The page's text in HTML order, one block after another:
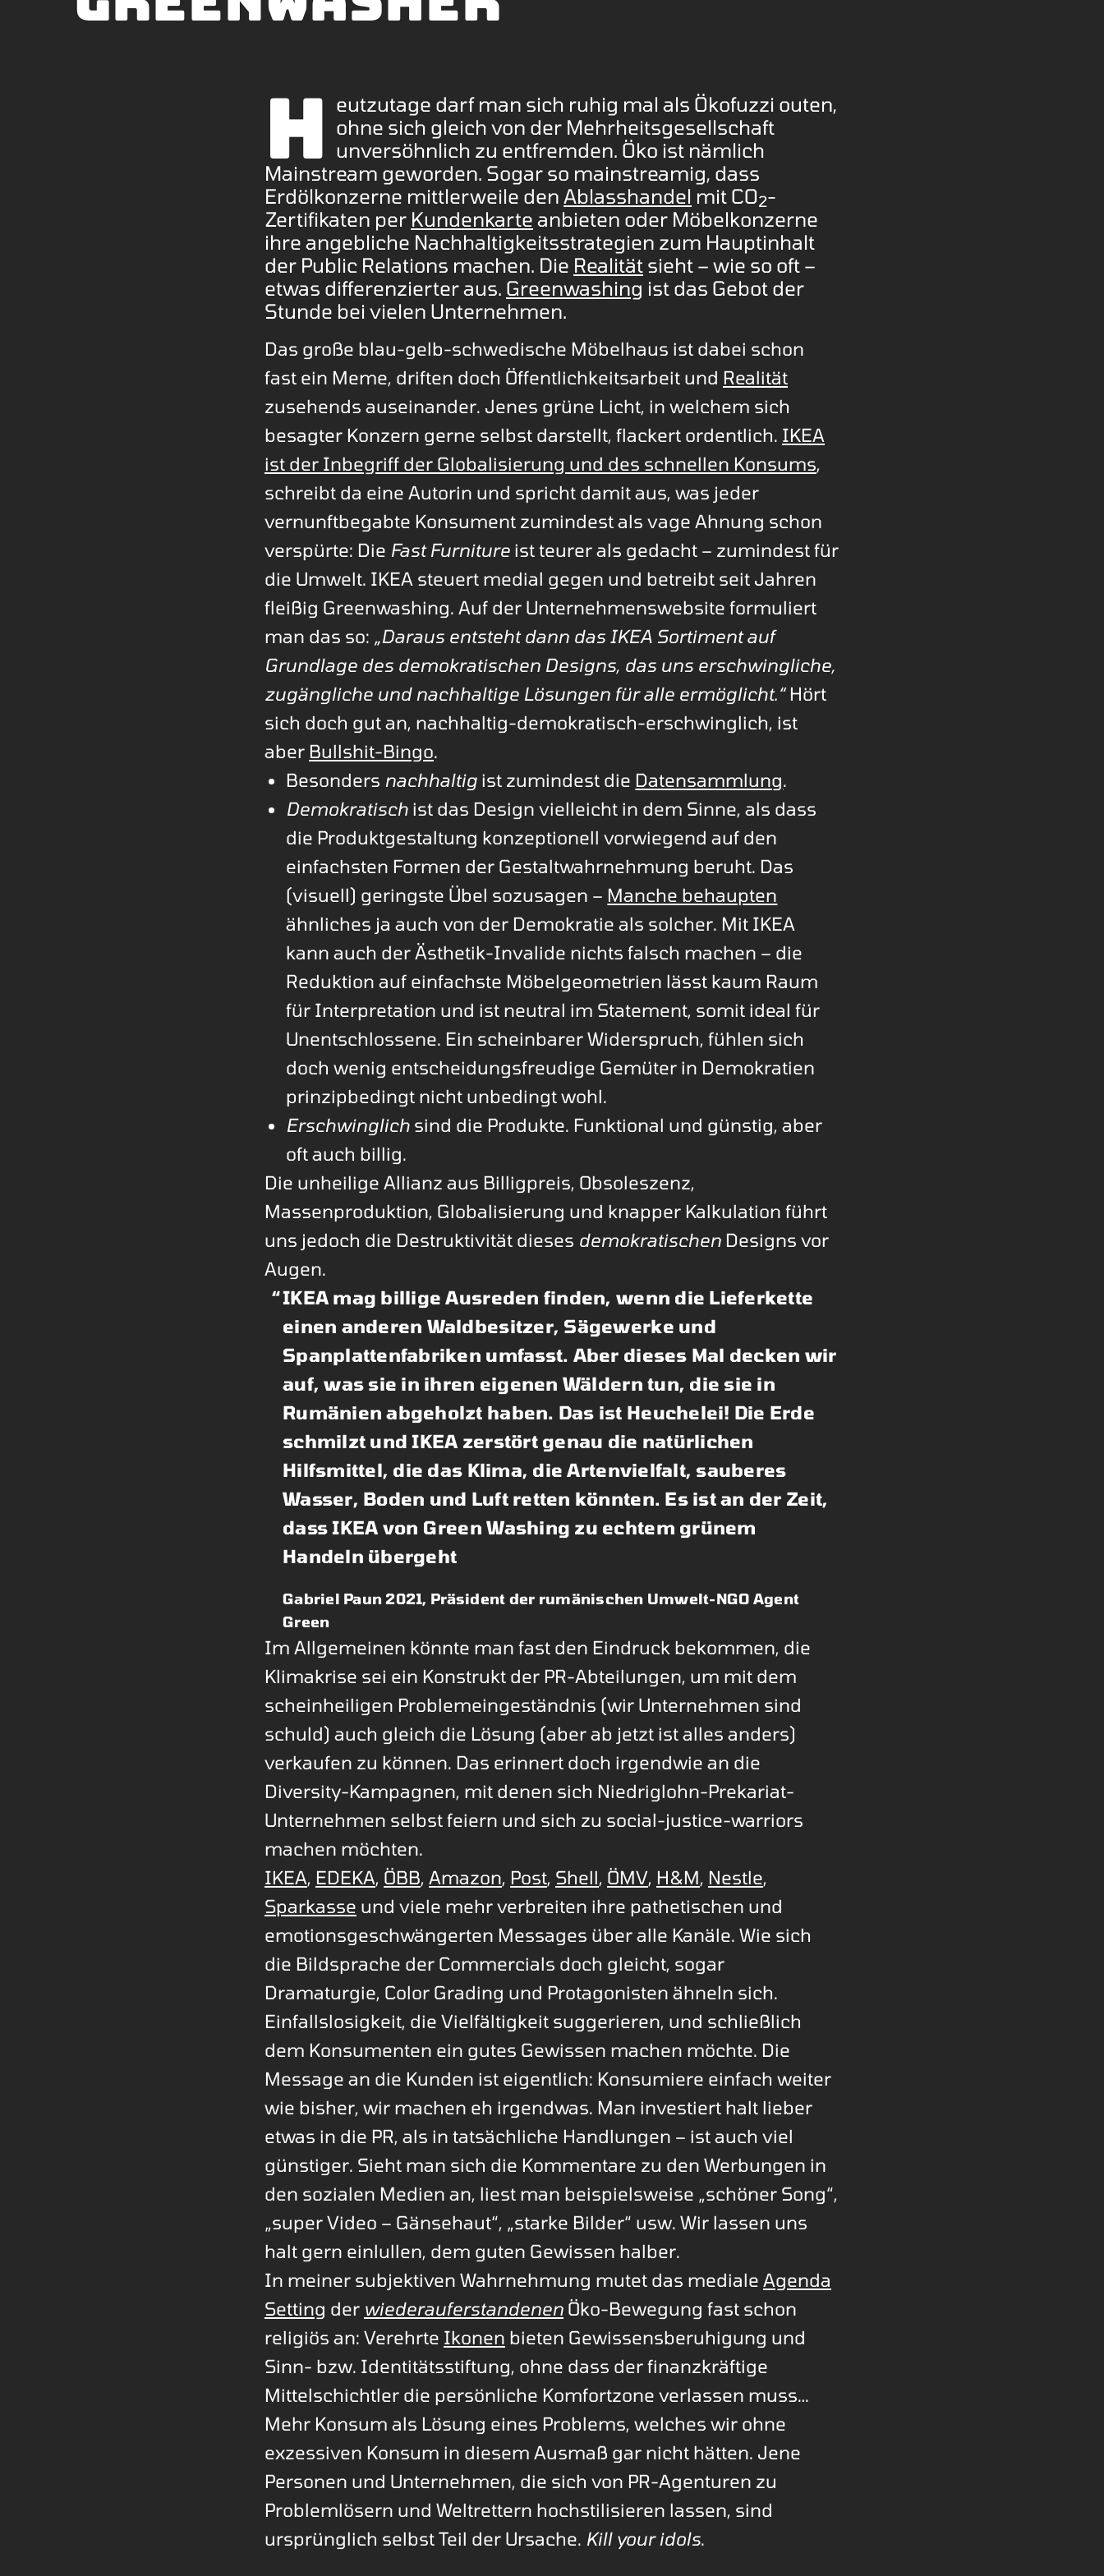
H eutzutage darf man sich ruhig mal als Ökofuzzi outen,
ohne sich gleich von der Mehrheitsgesellschaft
unversöhnlich zu entfremden. Öko ist nämlich
Mainstream geworden. Sogar so mainstreamig, dass
Erdölkonzerne mittlerweile den Ablasshandel mit CO2-
Zertifikaten per Kundenkarte anbieten oder Möbelkonzerne
ihre angebliche Nachhaltigkeitsstrategien zum Hauptinhalt
der Public Relations machen. Die Realität sieht – wie so oft –
etwas differenzierter aus. Greenwashing ist das Gebot der
Stunde bei vielen Unternehmen.
Das große blau-gelb-schwedische Möbelhaus ist dabei schon
fast ein Meme, driften doch Öffentlichkeitsarbeit und Realität
zusehends auseinander. Jenes grüne Licht, in welchem sich
besagter Konzern gerne selbst darstellt, flackert ordentlich. IKEA
ist der Inbegriff der Globalisierung und des schnellen Konsums,
schreibt da eine Autorin und spricht damit aus, was jeder
vernunftbegabte Konsument zumindest als vage Ahnung schon
verspürte: Die Fast Furniture ist teurer als gedacht – zumindest für
die Umwelt. IKEA steuert medial gegen und betreibt seit Jahren
fleißig Greenwashing. Auf der Unternehmenswebsite formuliert
man das so: „Daraus entsteht dann das IKEA Sortiment auf
Grundlage des demokratischen Designs, das uns erschwingliche,
zugängliche und nachhaltige Lösungen für alle ermöglicht.“ Hört
sich doch gut an, nachhaltig-demokratisch-erschwinglich, ist
aber Bullshit-Bingo.
Besonders nachhaltig ist zumindest die Datensammlung.
Demokratisch ist das Design vielleicht in dem Sinne, als dass
die Produktgestaltung konzeptionell vorwiegend auf den
einfachsten Formen der Gestaltwahrnehmung beruht. Das
(visuell) geringste Übel sozusagen – Manche behaupten
ähnliches ja auch von der Demokratie als solcher. Mit IKEA
kann auch der Ästhetik-Invalide nichts falsch machen – die
Reduktion auf einfachste Möbelgeometrien lässt kaum Raum
für Interpretation und ist neutral im Statement, somit ideal für
Unentschlossene. Ein scheinbarer Widerspruch, fühlen sich
doch wenig entscheidungsfreudige Gemüter in Demokratien
prinzipbedingt nicht unbedingt wohl.
Erschwinglich sind die Produkte. Funktional und günstig, aber
oft auch billig.
Die unheilige Allianz aus Billigpreis, Obsoleszenz,
Massenproduktion, Globalisierung und knapper Kalkulation führt
uns jedoch die Destruktivität dieses demokratischen Designs vor
Augen.
IKEA mag billige Ausreden finden, wenn die Lieferkette
einen anderen Waldbesitzer, Sägewerke und
Spanplattenfabriken umfasst. Aber dieses Mal decken wir
auf, was sie in ihren eigenen Wäldern tun, die sie in
Rumänien abgeholzt haben. Das ist Heuchelei! Die Erde
schmilzt und IKEA zerstört genau die natürlichen
Hilfsmittel, die das Klima, die Artenvielfalt, sauberes
Wasser, Boden und Luft retten könnten. Es ist an der Zeit,
dass IKEA von Green Washing zu echtem grünem
Handeln übergeht
Gabriel Paun 2021, Präsident der rumänischen Umwelt-NGO Agent
Green
Im Allgemeinen könnte man fast den Eindruck bekommen, die
Klimakrise sei ein Konstrukt der PR-Abteilungen, um mit dem
scheinheiligen Problemeingeständnis (wir Unternehmen sind
schuld) auch gleich die Lösung (aber ab jetzt ist alles anders)
verkaufen zu können. Das erinnert doch irgendwie an die
Diversity-Kampagnen, mit denen sich Niedriglohn-Prekariat-
Unternehmen selbst feiern und sich zu social-justice-warriors
machen möchten.
IKEA, EDEKA, ÖBB, Amazon, Post, Shell, ÖMV, H&M, Nestle,
Sparkasse und viele mehr verbreiten ihre pathetischen und
emotionsgeschwängerten Messages über alle Kanäle. Wie sich
die Bildsprache der Commercials doch gleicht, sogar
Dramaturgie, Color Grading und Protagonisten ähneln sich.
Einfallslosigkeit, die Vielfältigkeit suggerieren, und schließlich
dem Konsumenten ein gutes Gewissen machen möchte. Die
Message an die Kunden ist eigentlich: Konsumiere einfach weiter
wie bisher, wir machen eh irgendwas. Man investiert halt lieber
etwas in die PR, als in tatsächliche Handlungen – ist auch viel
günstiger. Sieht man sich die Kommentare zu den Werbungen in
den sozialen Medien an, liest man beispielsweise „schöner Song“,
„super Video – Gänsehaut“, „starke Bilder“ usw. Wir lassen uns
halt gern einlullen, dem guten Gewissen halber.
In meiner subjektiven Wahrnehmung mutet das mediale Agenda
Setting der wiederauferstandenen Öko-Bewegung fast schon
religiös an: Verehrte Ikonen bieten Gewissensberuhigung und
Sinn- bzw. Identitätsstiftung, ohne dass der finanzkräftige
Mittelschichtler die persönliche Komfortzone verlassen muss…
Mehr Konsum als Lösung eines Problems, welches wir ohne
exzessiven Konsum in diesem Ausmaß gar nicht hätten. Jene
Personen und Unternehmen, die sich von PR-Agenturen zu
Problemlösern und Weltrettern hochstilisieren lassen, sind
ursprünglich selbst Teil der Ursache. Kill your idols.